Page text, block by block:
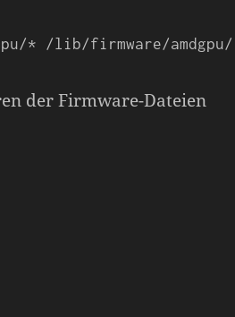
* /lib/firmware/amdgpu/
der Firmware-Dateien